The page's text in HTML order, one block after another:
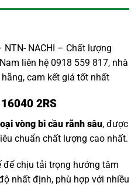
NTN- NACHI – Chất lượng
liên hệ 0918 559 817, nhà
cam kết giá tốt nhất
2RS
vòng bi cầu rãnh sâu, được
chuẩn chất lượng cao nhất.
chịu tải trọng hướng tâm
nhất định, phù hợp với nhiều